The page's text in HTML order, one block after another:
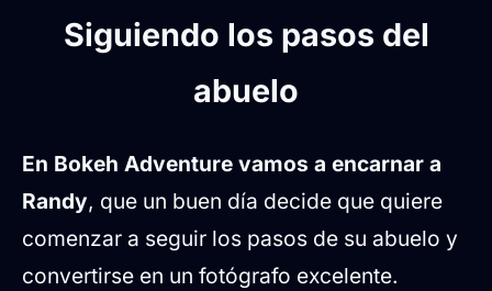
Siguiendo los pasos del
abuelo
En Bokeh Adventure vamos a encarnar a
Randy, que un buen día decide que quiere
comenzar a seguir los pasos de su abuelo y
convertirse en un fotógrafo excelente.